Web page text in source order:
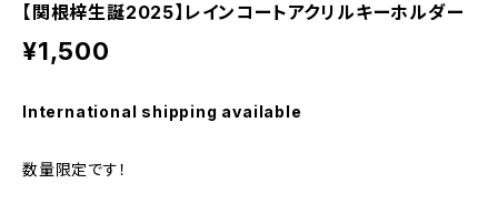
【関根梓生誕2025】レインコートアクリルキーホルダー
¥1,500
International shipping available
数量限定です！